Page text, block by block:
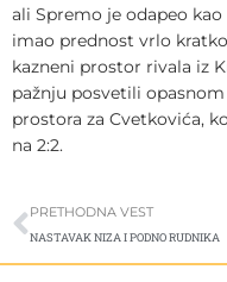
ali Spremo je odapeo
imao prednost vrlo
kazneni prostor rivala iz
pažnju posvetili
prostora za Cvetkovića,
na 2:2.
Prev
PRETHODNA VEST
NASTAVAK NIZA I PODNO RUDNIKA